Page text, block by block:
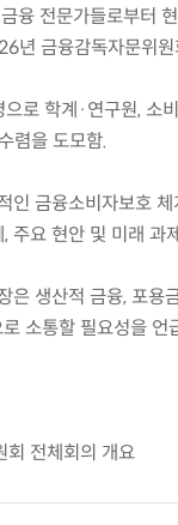
융 전문가들로부터
년 금융감독자문위원
로 학계·연구원, 소
렴을 도모함.
인 금융소비자보호
주요 현안 및 미래 과
은 생산적 금융, 포용
소통할 필요성을 언
전체회의 개요